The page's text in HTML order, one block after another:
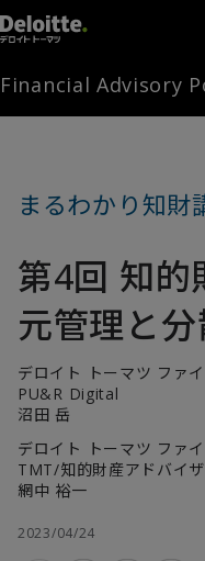
Home
Times
Channel
Library
お問い合わせ
FAMとは
FA Portal
ログイン
Financial Advisory
まるわかり知財
第4回 知的
元管理と
デロイト トーマツ ファ
PU&R Digital
沼田 岳
デロイト トーマツ ファ
TMT/知的財産アドバイ
網中 裕一
2023/04/24